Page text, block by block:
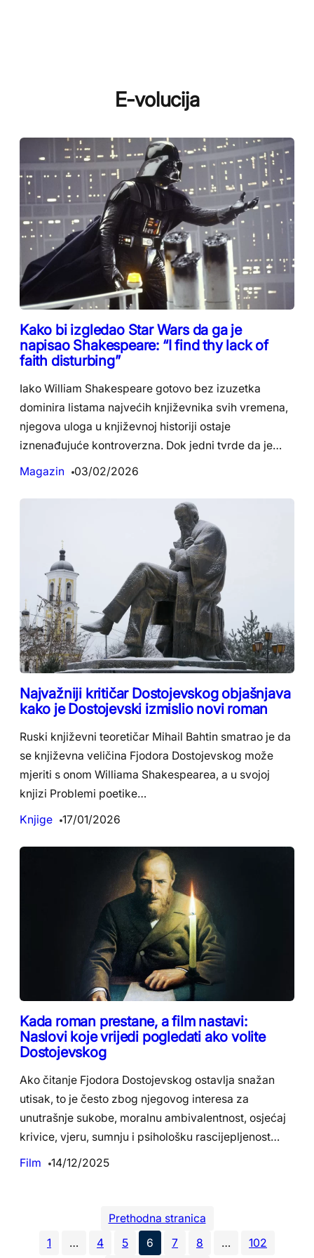
E-volucija
Kako bi izgledao Star Wars da ga je
napisao Shakespeare: “I find thy lack of
faith disturbing”
Iako William Shakespeare gotovo bez izuzetka
dominira listama najvećih književnika svih vremena,
njegova uloga u književnoj historiji ostaje
iznenađujuće kontroverzna. Dok jedni tvrde da je…
Magazin
03/02/2026
Najvažniji kritičar Dostojevskog objašnjava
kako je Dostojevski izmislio novi roman
Ruski književni teoretičar Mihail Bahtin smatrao je da
se književna veličina Fjodora Dostojevskog može
mjeriti s onom Williama Shakespearea, a u svojoj
knjizi Problemi poetike…
Knjige
17/01/2026
Kada roman prestane, a film nastavi:
Naslovi koje vrijedi pogledati ako volite
Dostojevskog
Ako čitanje Fjodora Dostojevskog ostavlja snažan
utisak, to je često zbog njegovog interesa za
unutrašnje sukobe, moralnu ambivalentnost, osjećaj
krivice, vjeru, sumnju i psihološku rascijepljenost…
Film
14/12/2025
Prethodna stranica
1
… 4 5 6 7 8 …
102